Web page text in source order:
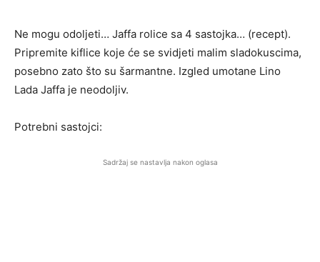
Ne mogu odoljeti… Jaffa rolice sa 4 sastojka… (recept).
Pripremite kiflice koje će se svidjeti malim sladokuscima,
posebno zato što su šarmantne. Izgled umotane Lino
Lada Jaffa je neodoljiv.
Potrebni sastojci:
Sadržaj se nastavlja nakon oglasa